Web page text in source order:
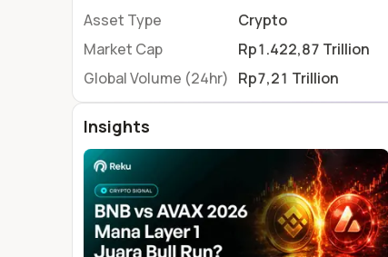
Asset Type
Crypto
Market Cap
Rp1.422,87 Trillion
Global Volume (24hr) Rp7,21 Trillion
Insights